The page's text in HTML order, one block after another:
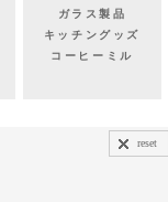
ガラス製品
キッチングッズ
コーヒーミル
reset